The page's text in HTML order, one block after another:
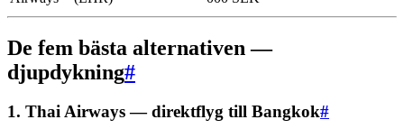
De fem bästa alternativen —
djupdykning#
1. Thai Airways — direktflyg till Bangkok#